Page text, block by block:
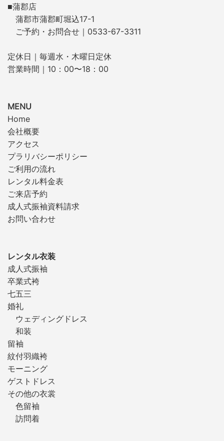
■蒲郡店
蒲郡市蒲郡町堀込17-1
ご予約・お問合せ｜0533-67-3311
定休日｜毎週水・木曜日定休
営業時間｜10：00〜18：00
MENU
Home
会社概要
アクセス
プラリバシーポリシー
ご利用の流れ
レンタル料金表
ご来店予約
成人式振袖資料請求
お問い合わせ
レンタル衣装
成人式振袖
卒業式袴
七五三
婚礼
ウェディングドレス
和装
留袖
紋付羽織袴
モーニング
ゲストドレス
その他の衣裳
色留袖
訪問着